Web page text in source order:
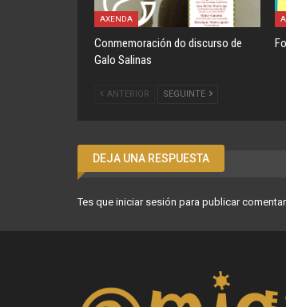
AXENDA
Conmemoración do discurso de
Galo Salinas
ANTERIOR SEGUINTE
DEJA UNA RESPUESTA
Tes que iniciar sesión para publicar